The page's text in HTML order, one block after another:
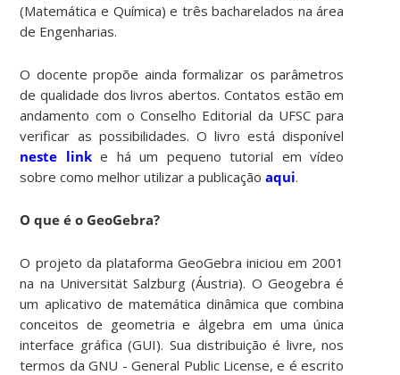
(Matemática e Química) e três bacharelados na área
de Engenharias.
O docente propõe ainda formalizar os parâmetros
de qualidade dos livros abertos. Contatos estão em
andamento com o Conselho Editorial da UFSC para
verificar as possibilidades. O livro está disponível
neste linke há um pequeno tutorial em vídeo
sobre como melhor utilizar a publicaçãoaqui.
O que é o GeoGebra?
O projeto da plataforma GeoGebra iniciou em 2001
na na Universität Salzburg (Áustria). O Geogebra é
um aplicativo de matemática dinâmica que combina
conceitos de geometria e álgebra em uma única
interface gráfica (GUI). Sua distribuição é livre, nos
termos da GNU - General Public License, e é escrito